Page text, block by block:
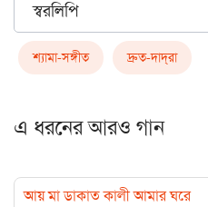
স্বরলিপি
শ্যামা-সঙ্গীত দ্রুত-দাদ্‌রা
এ ধরনের আরও গান
আয় মা ডাকাত কালী আমার ঘরে